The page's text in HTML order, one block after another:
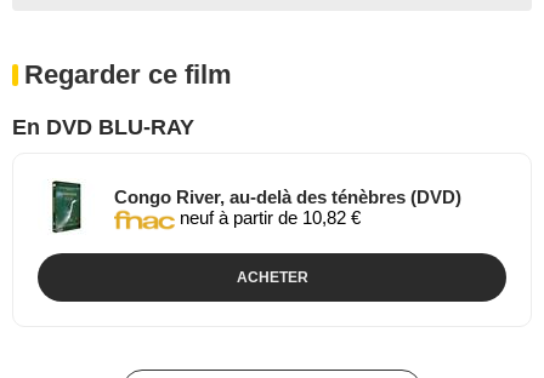
Regarder ce film
En DVD BLU-RAY
Congo River, au-delà des ténèbres (DVD)
neuf à partir de 10,82 €
ACHETER